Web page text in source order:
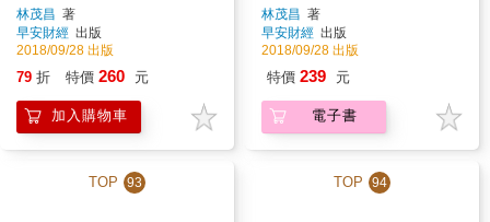
林茂昌 著
早安財經 出版
2018/09/28 出版
79 折 特價 260 元
加入購物車
林茂昌 著
早安財經 出版
2018/09/28 出版
特價 239 元
電子書
TOP 93 TOP 94